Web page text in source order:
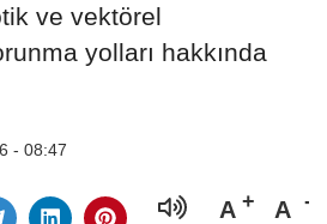
ve vektörel
yolları hakkında
- 08:47
A A